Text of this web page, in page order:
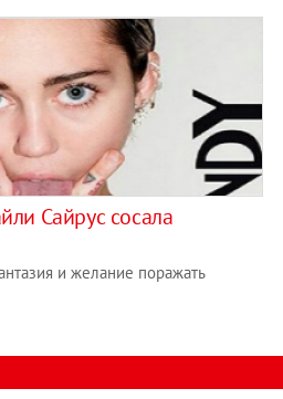
Сайрус сосала
и желание поражать